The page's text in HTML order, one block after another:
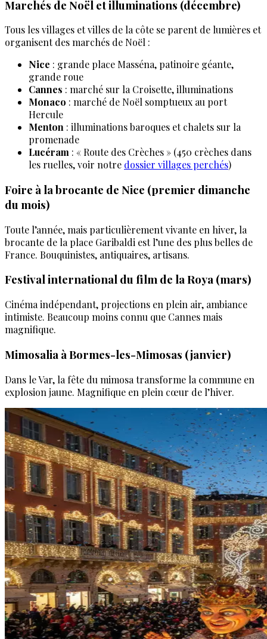
Marchés de Noël et illuminations (décembre)
Tous les villages et villes de la côte se parent de lumières et
organisent des marchés de Noël :
Nice : grande place Masséna, patinoire géante,
grande roue
Cannes : marché sur la Croisette, illuminations
Monaco : marché de Noël somptueux au port
Hercule
Menton : illuminations baroques et chalets sur la
promenade
Lucéram : « Route des Crèches » (450 crèches dans
les ruelles, voir notre dossier villages perchés)
Foire à la brocante de Nice (premier dimanche
du mois)
Toute l’année, mais particulièrement vivante en hiver, la
brocante de la place Garibaldi est l’une des plus belles de
France. Bouquinistes, antiquaires, artisans.
Festival international du film de la Roya (mars)
Cinéma indépendant, projections en plein air, ambiance
intimiste. Beaucoup moins connu que Cannes mais
magnifique.
Mimosalia à Bormes-les-Mimosas (janvier)
Dans le Var, la fête du mimosa transforme la commune en
explosion jaune. Magnifique en plein cœur de l’hiver.